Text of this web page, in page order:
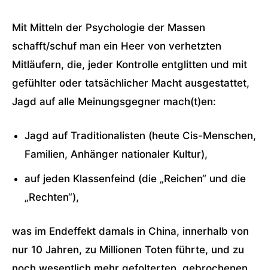
Mit Mitteln der Psychologie der Massen
schafft/schuf man ein Heer von verhetzten
Mitläufern, die, jeder Kontrolle entglitten und mit
gefühlter oder tatsächlicher Macht ausgestattet,
Jagd auf alle Meinungsgegner mach(t)en:
Jagd auf Traditionalisten (heute Cis-Menschen,
Familien, Anhänger nationaler Kultur),
auf jeden Klassenfeind (die „Reichen“ und die
„Rechten“),
was im Endeffekt damals in China, innerhalb von
nur 10 Jahren, zu Millionen Toten führte, und zu